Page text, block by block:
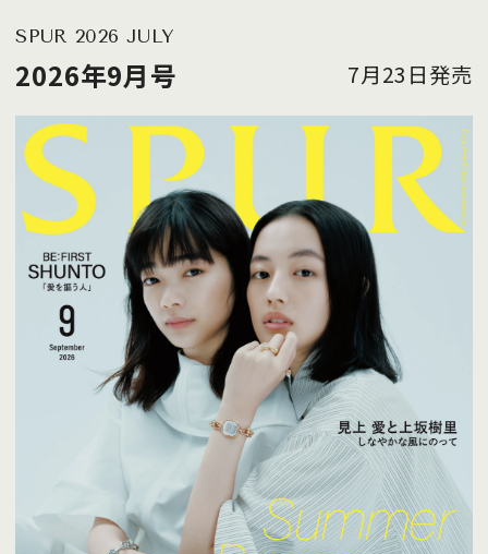
SPUR 2026 JULY
2026年9月号 7月23日発売